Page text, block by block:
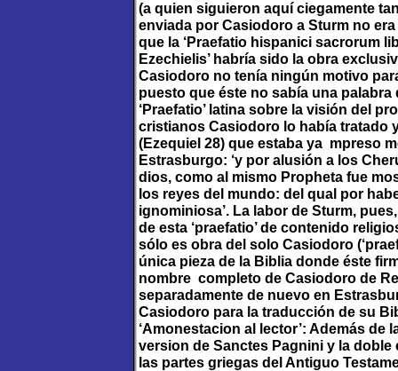
(a quien siguieron aquí ciegamente
enviada por Casiodoro a Sturm no
que la ‘Praefatio hispanici sacrorum
Ezechielis’ habría sido la obra
Casiodoro no tenía ningún motivo
puesto que éste no sabía una palabra
‘Praefatio’ latina sobre la visión del
cristianos Casiodoro lo había tratado
(Ezequiel 28) que estaba ya mpreso
Estrasburgo: ‘y por alusión a los
dios, como al mismo Propheta fue
los reyes del mundo: del qual por
ignominiosa’. La labor de Sturm,
de esta ‘praefatio’ de contenido
sólo es obra del solo Casiodoro
única pieza de la Biblia donde éste
nombre completo de Casiodoro de
separadamente de nuevo en
Casiodoro para la traducción de su
‘Amonestacion al lector’: Además de
version de Sanctes Pagnini y la doble
las partes griegas del Antiguo